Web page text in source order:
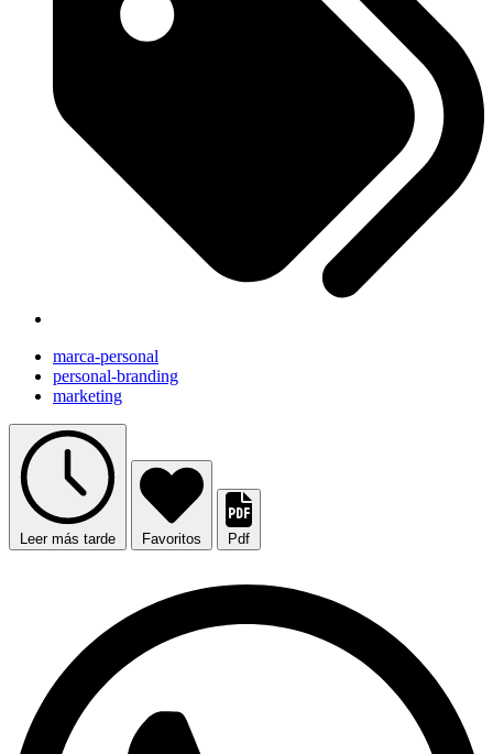
marca-personal
personal-branding
marketing
Leer más tarde Favoritos Pdf